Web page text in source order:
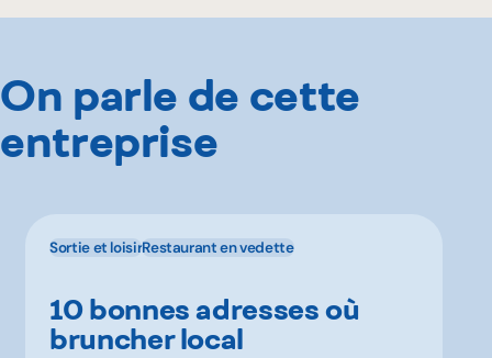
On parle de cette
entreprise
Sortie et loisirRestaurant en vedette
10 bonnes adresses où
bruncher local